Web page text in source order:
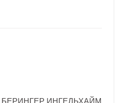
БЕРИНГЕР ИНГЕЛЬХАЙМ